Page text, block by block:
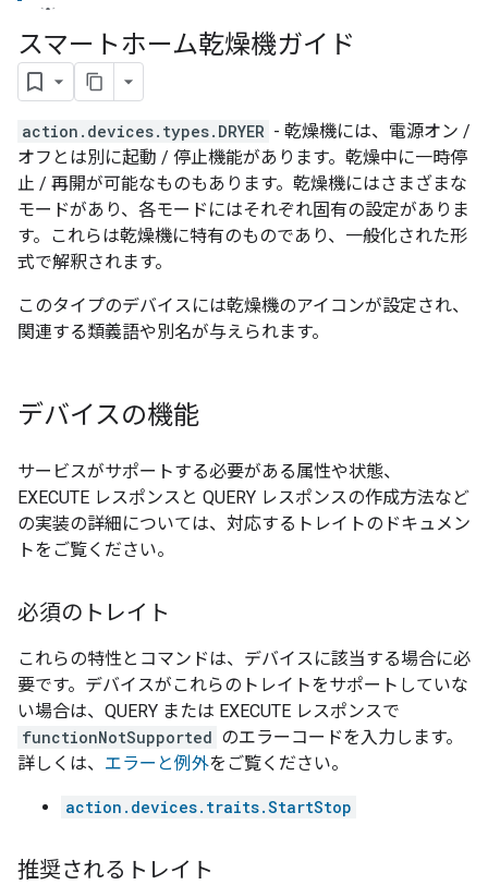
スマートホーム乾燥機ガイド
action.devices.types.DRYER - 乾燥機には、電源オン /
オフとは別に起動 / 停止機能があります。乾燥中に一時停
止 / 再開が可能なものもあります。乾燥機にはさまざまな
モードがあり、各モードにはそれぞれ固有の設定がありま
す。これらは乾燥機に特有のものであり、一般化された形
式で解釈されます。
このタイプのデバイスには乾燥機のアイコンが設定され、
関連する類義語や別名が与えられます。
デバイスの機能
サービスがサポートする必要がある属性や状態、
EXECUTE レスポンスと QUERY レスポンスの作成方法など
の実装の詳細については、対応するトレイトのドキュメン
トをご覧ください。
必須のトレイト
これらの特性とコマンドは、デバイスに該当する場合に必
要です。デバイスがこれらのトレイトをサポートしていな
い場合は、QUERY または EXECUTE レスポンスで
functionNotSupported のエラーコードを入力します。
詳しくは、 エラーと例外をご覧ください。
action.devices.traits.StartStop
推奨されるトレイト